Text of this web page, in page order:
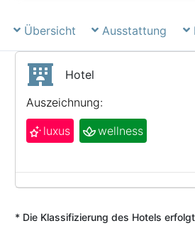
Übersicht Ausstattung
Hotel
Auszeichnung:
luxus
wellness
* Die Klassifizierung des Hotels